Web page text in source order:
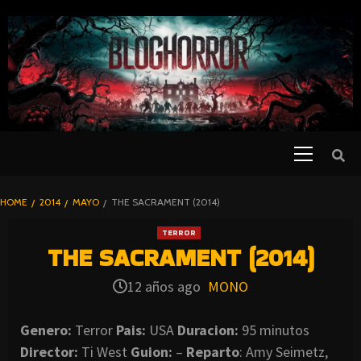
TO
CONTENT
BLOGHORROR
HOME 2014 MAYO THE SACRAMENT (2014)
TERROR
THE SACRAMENT (2014)
12 años ago MONO
Genero: Terror Pais: USA Duracion: 95 minutos
Director: Ti West Guion: – Reparto: Amy Seimetz,